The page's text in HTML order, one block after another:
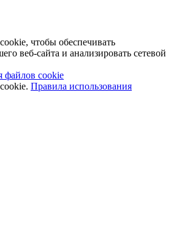
чтобы обеспечивать
веб-сайта и анализировать сетевой
файлов cookie
Правила использования